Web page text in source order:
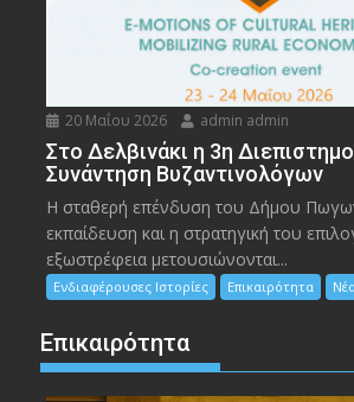
20 Μαΐου 2026 admin admin
Στο Δελβινάκι η 3η
Συνάντηση Βυζαντινολόγων
Η σταθερή επένδυση του Δήμου
εκπαίδευση και η στρατηγική του
εξωστρέφεια μετουσιώνονται...
Ενδιαφέρουσες Ιστορίες Επικαιρότητα
Επικαιρότητα